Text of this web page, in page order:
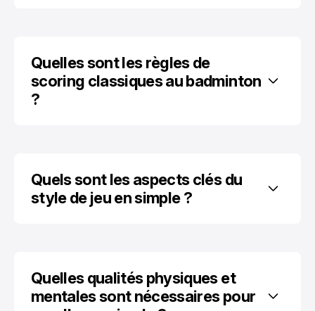
Quelles sont les règles de
scoring classiques au badminton
?
Quels sont les aspects clés du
style de jeu en simple ?
Quelles qualités physiques et
mentales sont nécessaires pour